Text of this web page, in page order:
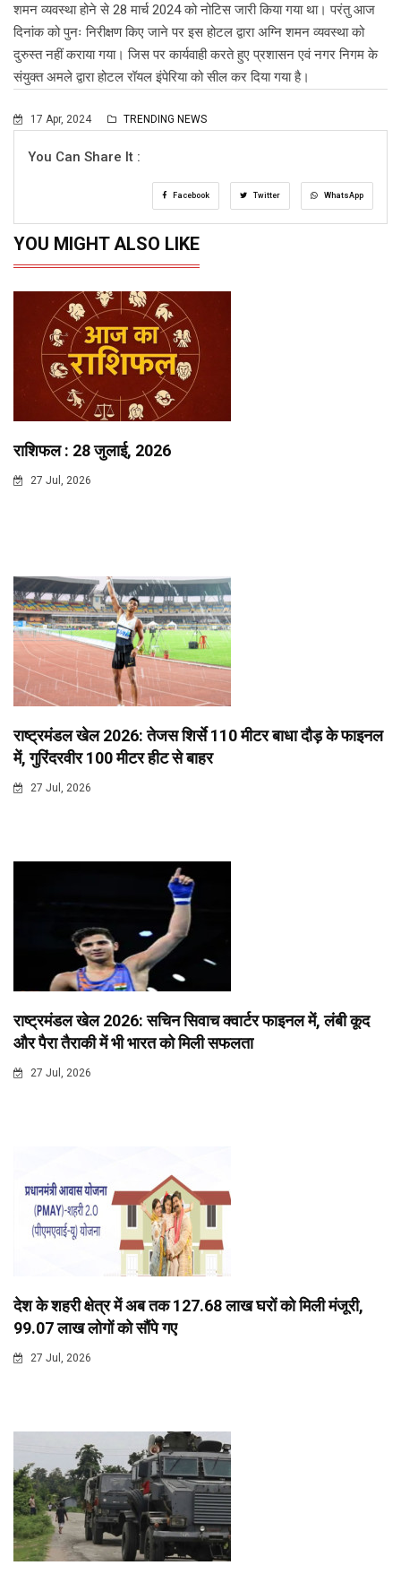
शमन व्यवस्था होने से 28 मार्च 2024 को नोटिस जारी किया गया था। परंतु आज
दिनांक को पुनः निरीक्षण किए जाने पर इस होटल द्वारा अग्नि शमन व्यवस्था को
दुरुस्त नहीं कराया गया। जिस पर कार्यवाही करते हुए प्रशासन एवं नगर निगम के
संयुक्त अमले द्वारा होटल रॉयल इंपेरिया को सील कर दिया गया है।
17 Apr, 2024 TRENDING NEWS
You Can Share It :
Facebook Twitter WhatsApp
YOU MIGHT ALSO LIKE
राशिफल : 28 जुलाई, 2026
27 Jul, 2026
राष्ट्रमंडल खेल 2026: तेजस शिर्से 110 मीटर बाधा दौड़ के फाइनल
में, गुरिंदरवीर 100 मीटर हीट से बाहर
27 Jul, 2026
राष्ट्रमंडल खेल 2026: सचिन सिवाच क्वार्टर फाइनल में, लंबी कूद
और पैरा तैराकी में भी भारत को मिली सफलता
27 Jul, 2026
देश के शहरी क्षेत्र में अब तक 127.68 लाख घरों को मिली मंजूरी,
99.07 लाख लोगों को सौंपे गए
27 Jul, 2026